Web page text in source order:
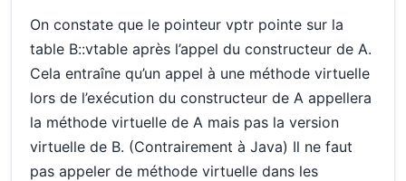
On constate que le pointeur vptr pointe sur la
table B::vtable après l’appel du constructeur de A.
Cela entraîne qu’un appel à une méthode virtuelle
lors de l’exécution du constructeur de A appellera
la méthode virtuelle de A mais pas la version
virtuelle de B. (Contrairement à Java) Il ne faut
pas appeler de méthode virtuelle dans les